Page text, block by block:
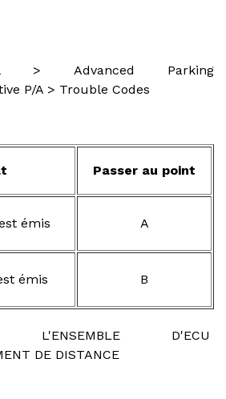
> Advanced Parking
P/A > Trouble Codes
Passer au point
émis A
émis B
L'ENSEMBLE D'ECU
DE DISTANCE